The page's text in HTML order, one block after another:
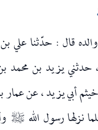
قال : حدّثنا علي
يزيد بن محمد
أبي يزيد ، عن عمار
نزلها رسول الله صلى‌الله‌عليه‌وآله